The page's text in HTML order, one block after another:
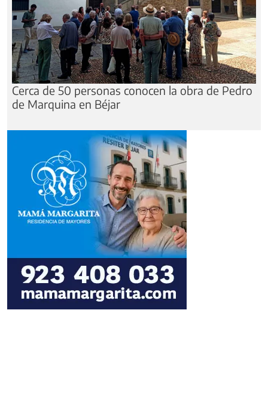
Cerca de 50 personas conocen la obra de Pedro
de Marquina en Béjar